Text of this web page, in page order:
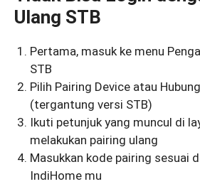
Ulang STB
Pertama, masuk ke menu
STB
Pilih Pairing Device atau
(tergantung versi STB)
Ikuti petunjuk yang muncul di
melakukan pairing ulang
Masukkan kode pairing sesuai
IndiHome mu